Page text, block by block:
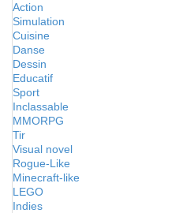
Action
Simulation
Cuisine
Danse
Dessin
Educatif
Sport
Inclassable
MMORPG
Tir
Visual novel
Rogue-Like
Minecraft-like
LEGO
Indies